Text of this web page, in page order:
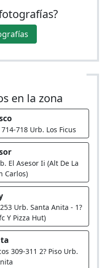
en la zona
718 Urb. Los Ficus
El Asesor Ii (Alt De La
Carlos)
Urb. Santa Anita - 1?
Y Pizza Hut)
309-311 2? Piso Urb.